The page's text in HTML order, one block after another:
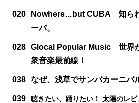
020
Nowhere…but CUBA 知ら
ーバ。
028 Glocal Popular Music 世界
衆音楽最前線！
038 なぜ、浅草でサンバカーニバ
039 聴きたい、踊りたい！ 太陽のレビ